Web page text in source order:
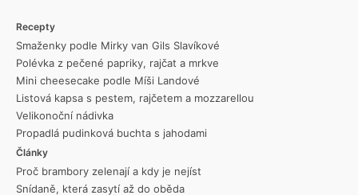
Recepty
Smaženky podle Mirky van Gils Slavíkové
Polévka z pečené papriky, rajčat a mrkve
Mini cheesecake podle Míši Landové
Listová kapsa s pestem, rajčetem a mozzarellou
Velikonoční nádivka
Propadlá pudinková buchta s jahodami
Články
Proč brambory zelenají a kdy je nejíst
Snídaně, která zasytí až do oběda